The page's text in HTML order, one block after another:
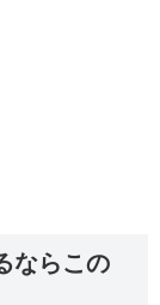
ならこの